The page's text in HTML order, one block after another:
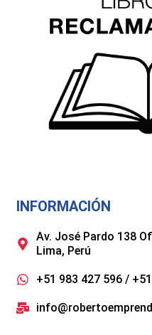
INFORMACIÓN
Av. José Pardo 138
Lima, Perú
+51 983 427 596 /